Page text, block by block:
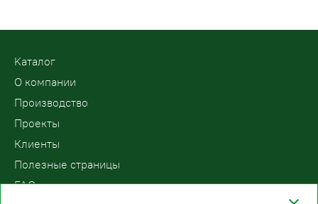
Kаталог
О компании
Производство
Проекты
Клиенты
Полезные страницы
FAQ